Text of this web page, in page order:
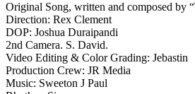
Original Song, written and composed by
Direction: Rex Clement
DOP: Joshua Duraipandi
2nd Camera. S. David.
Video Editing & Color Grading: Jebastin
Production Crew: JR Media
Music: Sweeton J Paul